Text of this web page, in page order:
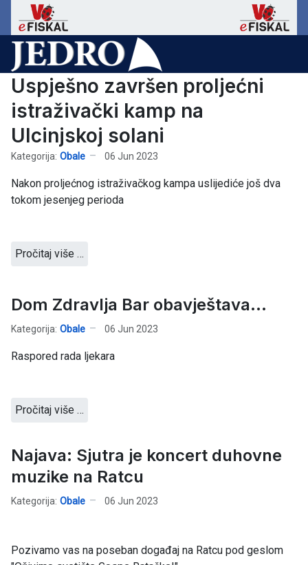
Uspješno završen proljećni
istraživački kamp na
Ulcinjskoj solani
Kategorija: Obale 06 Jun 2023
Nakon proljećnog istraživačkog kampa uslijediće još dva
tokom jesenjeg perioda
Pročitaj više …
Dom Zdravlja Bar obavještava...
Kategorija: Obale 06 Jun 2023
Raspored rada ljekara
Pročitaj više …
Najava: Sjutra je koncert duhovne
muzike na Ratcu
Kategorija: Obale 06 Jun 2023
Pozivamo vas na poseban događaj na Ratcu pod geslom